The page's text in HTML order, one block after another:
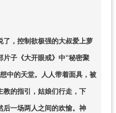
，控制欲极强的大叔爱上萝
子《大开眼戒》中“秘密聚
中的天堂。人人带着面具，被
的指引，姑娘们行走，下
一场两人之间的欢愉。神